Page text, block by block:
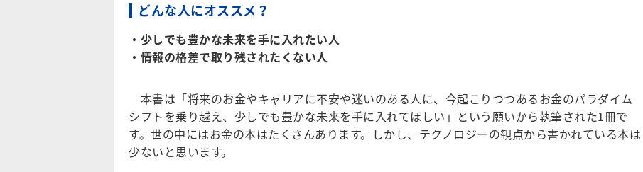
どんな人にオススメ？
・少しでも豊かな未来を手に入れたい人
・情報の格差で取り残されたくない人
本書は「将来のお金やキャリアに不安や迷いのある人に、今起こりつつあるお金のパラダイム
シフトを乗り越え、少しでも豊かな未来を手に入れてほしい」という願いから執筆された1冊で
す。世の中にはお金の本はたくさんあります。しかし、テクノロジーの観点から書かれている本は
少ないと思います。